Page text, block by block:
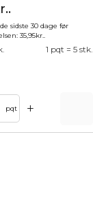
sidste 30 dage før
35,95kr.
1 pqt = 5 stk.
pqt +